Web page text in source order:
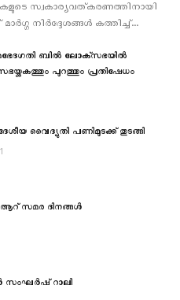
സ്വകാര്യവത്കരണത്തിനായി
നിർദ്ദേശങ്ങൾ കത്തിച്ച്...
ബില്‍ ലോക്‌സഭയില്‍
പുറത്തും പ്രതിഷേധം
വൈദ്യുതി പണിമുടക്ക് തുടങ്ങി
ആറ് സമര ദിനങ്ങൾ
സംഘര്‍ഷ് റാലി